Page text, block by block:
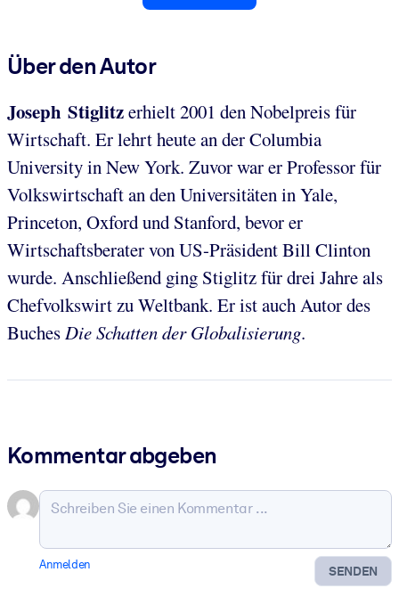
Über den Autor
Joseph Stiglitzerhielt 2001 den Nobelpreis für
Wirtschaft. Er lehrt heute an der Columbia
University in New York. Zuvor war er Professor für
Volkswirtschaft an den Universitäten in Yale,
Princeton, Oxford und Stanford, bevor er
Wirtschaftsberater von US-Präsident Bill Clinton
wurde. Anschließend ging Stiglitz für drei Jahre als
Chefvolkswirt zu Weltbank. Er ist auch Autor des
BuchesDie Schatten der Globalisierung.
Kommentar abgeben
SENDEN
Anmelden